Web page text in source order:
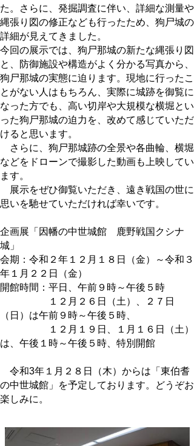
た。さらに、発掘調査に伴い、詳細な測量や
縄張り図の修正なども行ったため、狗尸城の
詳細が見えてきました。
今回の展示では、狗尸那城の新たな縄張り図
と、防御施設や構造がよく分かる写真から、
狗尸那城の実態に迫ります。現地に行ったこ
とがない人はもちろん、実際に城跡を御覧に
なった方でも、高い切岸や大規模な横堀とい
った狗尸那城の迫力を、改めて感じていただ
けると思います。
さらに、狗尸那城跡の全景や各曲輪、横堀
などをドローンで撮影した動画も上映してい
ます。
展示をぜひ御覧いただき、遠き戦国の世に
思いを馳せていただければ幸いです。
企画展「因幡の中世城館 鹿野戦国クシナ
城」
会期：令和２年１２月１８日（金）～令和３
年１月２２日（金）
開館時間：平日、午前９時～午後５時
１２月２６日（土）、２７日
（日）は午前９時～午後５時、
１２月１９日、１月１６日（土）
は、午後１時～午後５時、特別開館
令和3年１月２８日（木）からは「東伯耆
の中世城館」を予定しております。どうぞお
楽しみに。